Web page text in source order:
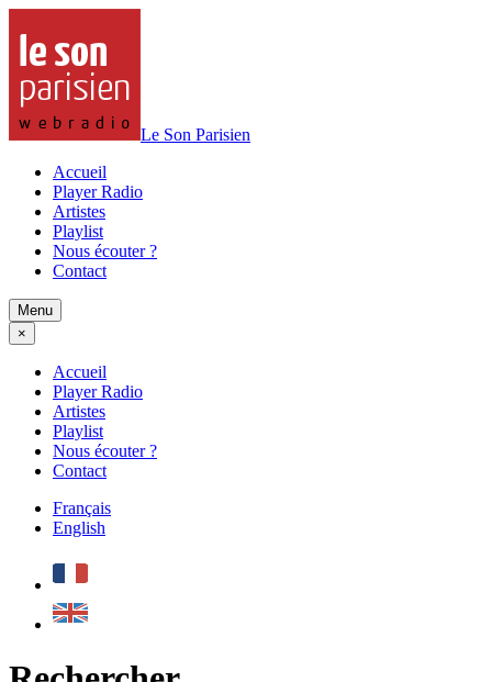
Le Son Parisien
Accueil
Player Radio
Artistes
Playlist
Nous écouter ?
Contact
Menu
×
Accueil
Player Radio
Artistes
Playlist
Nous écouter ?
Contact
Français
English